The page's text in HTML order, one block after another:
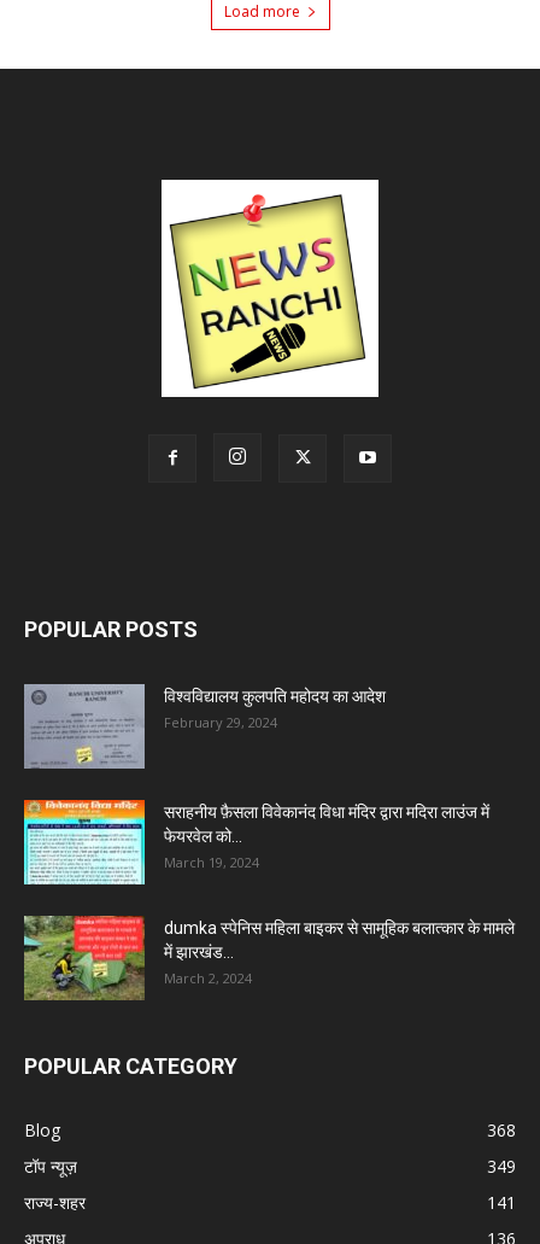
Load more
POPULAR POSTS
विश्वविद्यालय कुलपति महोदय का आदेश
February 29, 2024
सराहनीय फ़ैसला विवेकानंद विधा मंदिर द्वारा मदिरा लाउंज में
फेयरवेल को...
March 19, 2024
dumka स्पेनिस महिला बाइकर से सामूहिक बलात्कार के मामले
में झारखंड...
March 2, 2024
POPULAR CATEGORY
Blog
368
टॉप न्यूज़
349
राज्य-शहर
141
अपराध
136